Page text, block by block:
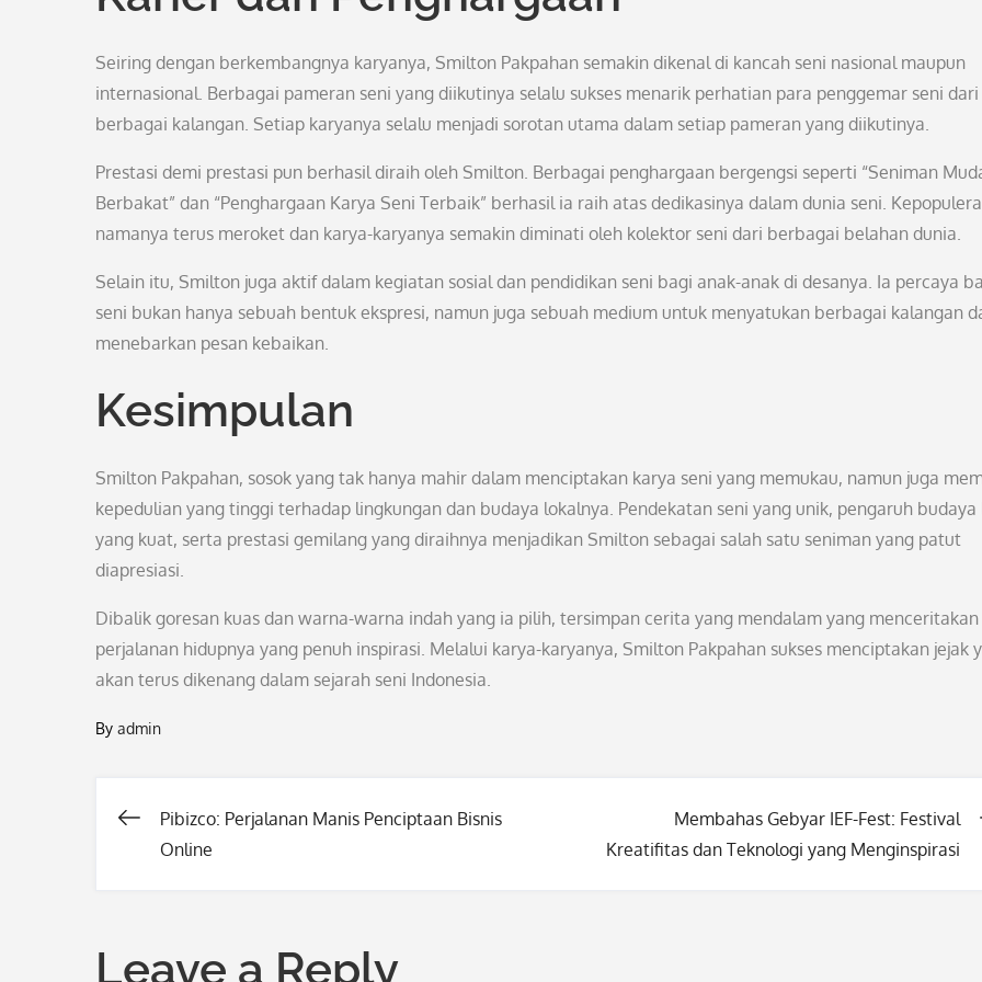
Seiring dengan berkembangnya karyanya, Smilton Pakpahan semakin dikenal di kancah seni nasional maupun
internasional. Berbagai pameran seni yang diikutinya selalu sukses menarik perhatian para penggemar seni dari
berbagai kalangan. Setiap karyanya selalu menjadi sorotan utama dalam setiap pameran yang diikutinya.
Prestasi demi prestasi pun berhasil diraih oleh Smilton. Berbagai penghargaan bergengsi seperti “Seniman
Berbakat” dan “Penghargaan Karya Seni Terbaik” berhasil ia raih atas dedikasinya dalam dunia seni.
namanya terus meroket dan karya-karyanya semakin diminati oleh kolektor seni dari berbagai belahan dunia.
Selain itu, Smilton juga aktif dalam kegiatan sosial dan pendidikan seni bagi anak-anak di desanya. Ia percaya
seni bukan hanya sebuah bentuk ekspresi, namun juga sebuah medium untuk menyatukan berbagai kalangan
menebarkan pesan kebaikan.
Kesimpulan
Smilton Pakpahan, sosok yang tak hanya mahir dalam menciptakan karya seni yang memukau, namun juga
kepedulian yang tinggi terhadap lingkungan dan budaya lokalnya. Pendekatan seni yang unik, pengaruh budaya
yang kuat, serta prestasi gemilang yang diraihnya menjadikan Smilton sebagai salah satu seniman yang patut
diapresiasi.
Dibalik goresan kuas dan warna-warna indah yang ia pilih, tersimpan cerita yang mendalam yang menceritakan
perjalanan hidupnya yang penuh inspirasi. Melalui karya-karyanya, Smilton Pakpahan sukses menciptakan jejak
akan terus dikenang dalam sejarah seni Indonesia.
By admin
Post
Pibizco: Perjalanan Manis Penciptaan Bisnis
Online
Membahas Gebyar IEF-Fest: Festival
Kreatifitas dan Teknologi yang Menginspirasi
Leave a Reply